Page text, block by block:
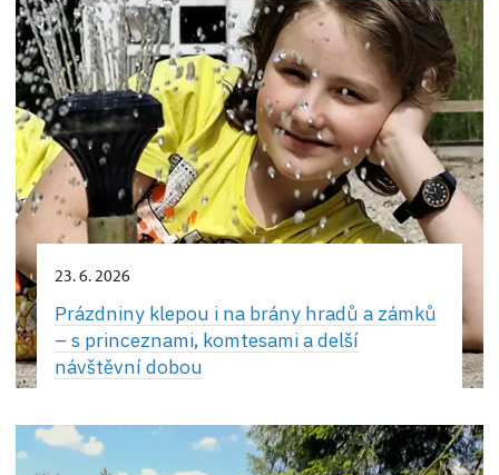
23. 6. 2026
Prázdniny klepou i na brány hradů a zámků
– s princeznami, komtesami a delší
návštěvní dobou